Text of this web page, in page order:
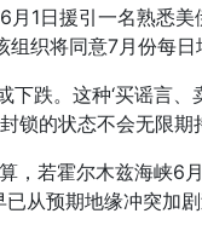
1日援引一名熟悉
织将同意7月份每日
下跌。这种‘买谣言
锁的状态不会无限期
，若霍尔木兹海峡6
从预期地缘冲突加